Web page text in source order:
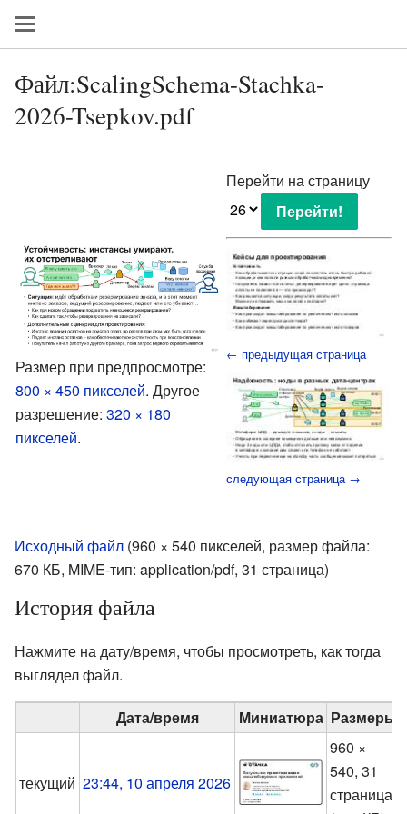
Файл:ScalingSchema-Stachka-
2026-Tsepkov.pdf
Размер при предпросмотре:
800 × 450 пикселей. Другое
разрешение: 320 × 180
пикселей.
Перейти на страницу
← предыдущая страница
следующая страница →
Исходный файл (960 × 540 пикселей, размер файла:
670 КБ, MIME-тип: application/pdf, 31 страница)
История файла
Нажмите на дату/время, чтобы просмотреть, как тогда
выглядел файл.
Дата/время Миниатюра Размеры
текущий 23:44, 10 апреля 2026
960 ×
540, 31
страница